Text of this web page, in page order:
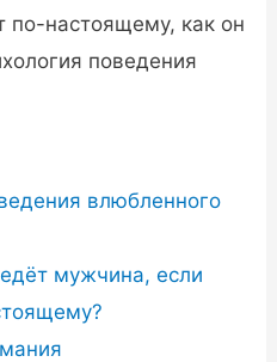
влюбленного
мужчина, если